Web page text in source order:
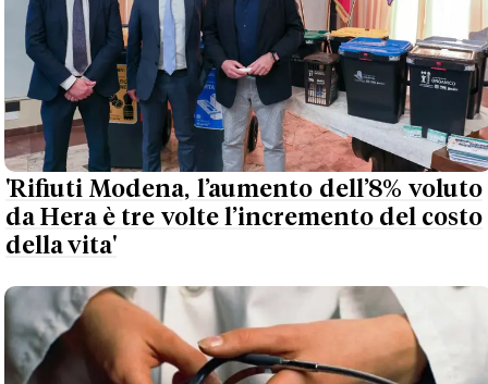
'Rifiuti Modena, l’aumento dell’8% voluto
da Hera è tre volte l’incremento del costo
della vita'